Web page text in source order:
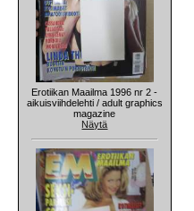
Erotiikan Maailma 1996 nr 2 -
aikuisviihdelehti / adult graphics
magazine
Näytä